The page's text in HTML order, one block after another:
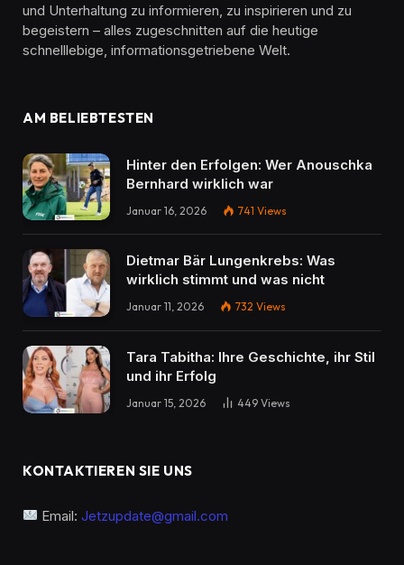
und Unterhaltung zu informieren, zu inspirieren und zu
begeistern – alles zugeschnitten auf die heutige
schnelllebige, informationsgetriebene Welt.
AM BELIEBTESTEN
Hinter den Erfolgen: Wer Anouschka
Bernhard wirklich war
Januar 16, 2026 741 Views
Dietmar Bär Lungenkrebs: Was
wirklich stimmt und was nicht
Januar 11, 2026 732 Views
Tara Tabitha: Ihre Geschichte, ihr Stil
und ihr Erfolg
Januar 15, 2026 449 Views
KONTAKTIEREN SIE UNS
Email:Jetzupdate@gmail.com